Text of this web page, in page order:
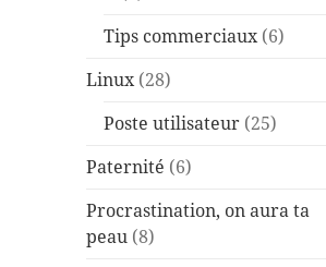
Tips commerciaux(6)
Linux(28)
Poste utilisateur (25)
Paternité (6)
Procrastination, on aura ta
peau (8)